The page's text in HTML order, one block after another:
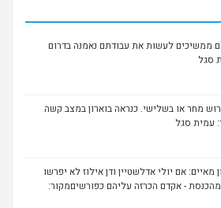
55 ויהל"ם ממשיכים לעשות את עבודתם נאמנה בדרום
סגל
מחר או בשלישי. כנראה בוארון במצב קשה
עמית סגל
מאיים: אם יולי אדלשטיין ודן אילוז לא יפרשו
- אקדם הכרזה עליהם כפורשיםמקור: